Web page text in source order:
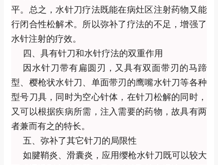
平。总之，水针刀疗法既能在病灶区注射药物又能
行闭合性松解术。所以弥补了疗法的不足，增强了
水针注射的疗效。
四、具有针刀和水针疗法的双重作用
因水针刀带有扁圆刃，又具有双面带刃的马蹄
型、樱枪状水针刀、单面带刃的鹰嘴水针刀等各种
型号刀具，同时为空心针体，在针刀松解的同时，
又可以根据疾病所需，注入需要的药物，故具有两
者兼而有之的特长。
五、弥补了其它针刀的局限性
如腱鞘炎、滑囊炎，应用缨枪水针刀既可以较大